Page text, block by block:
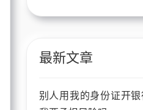
最新文章
别人用我的身份证开银